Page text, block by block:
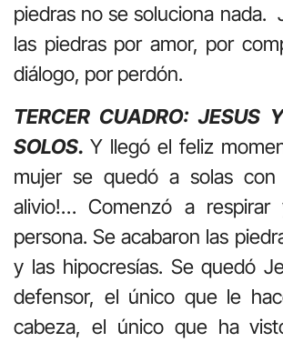
piedras no se soluciona nada.
las piedras por amor, por
diálogo, por perdón.
TERCER CUADRO: JESUS
SOLOS. Y llegó el feliz
mujer se quedó a solas con
alivio!… Comenzó a
persona. Se acabaron las
y las hipocresías. Se quedó
defensor, el único que le
cabeza, el único que ha